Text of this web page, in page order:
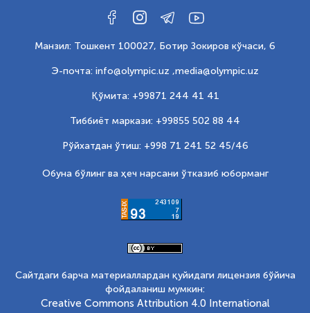
Манзил: Тошкент 100027, Ботир Зокиров кўчаси, 6
Э-почта: info@olympic.uz ,media@olympic.uz
Қўмита: +99871 244 41 41
Тиббиёт маркази: +99855 502 88 44
Рўйхатдан ўтиш: +998 71 241 52 45/46
Обуна бўлинг ва ҳеч нарсани ўтказиб юборманг
Сайтдаги барча материаллардан қуйидаги лицензия бўйича
фойдаланиш мумкин:
Creative Commons Attribution 4.0 International